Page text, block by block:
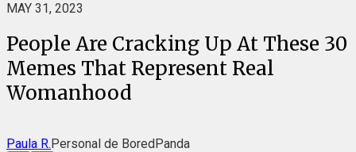
MAY 31, 2023
People Are Cracking Up At These 30
Memes That Represent Real
Womanhood
Paula R.Personal de BoredPanda